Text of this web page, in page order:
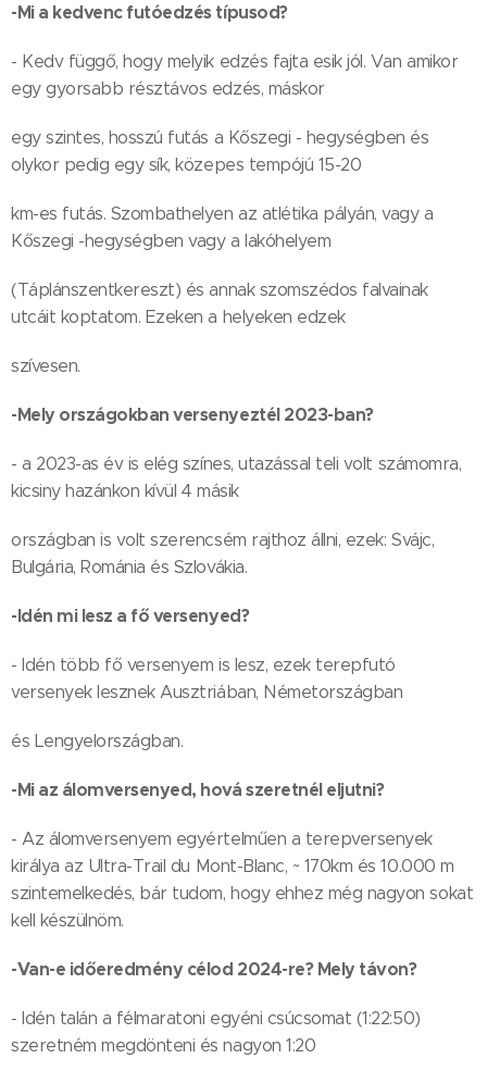
-Mi a kedvenc futóedzés típusod?
- Kedv függő, hogy melyik edzés fajta esik jól. Van amikor
egy gyorsabb résztávos edzés, máskor
egy szintes, hosszú futás a Kőszegi - hegységben és
olykor pedig egy sík, közepes tempójú 15-20
km-es futás. Szombathelyen az atlétika pályán, vagy a
Kőszegi -hegységben vagy a lakóhelyem
(Táplánszentkereszt) és annak szomszédos falvainak
utcáit koptatom. Ezeken a helyeken edzek
szívesen.
-Mely országokban versenyeztél 2023-ban?
- a 2023-as év is elég színes, utazással teli volt számomra,
kicsiny hazánkon kívül 4 másik
országban is volt szerencsém rajthoz állni, ezek: Svájc,
Bulgária, Románia és Szlovákia.
-Idén mi lesz a fő versenyed?
- Idén több fő versenyem is lesz, ezek terepfutó
versenyek lesznek Ausztriában, Németországban
és Lengyelországban.
-Mi az álomversenyed, hová szeretnél eljutni?
- Az álomversenyem egyértelműen a terepversenyek
királya az Ultra-Trail du Mont-Blanc, ~ 170km és 10.000 m
szintemelkedés, bár tudom, hogy ehhez még nagyon sokat
kell készülnöm.
-Van-e időeredmény célod 2024-re? Mely távon?
- Idén talán a félmaratoni egyéni csúcsomat (1:22:50)
szeretném megdönteni és nagyon 1:20